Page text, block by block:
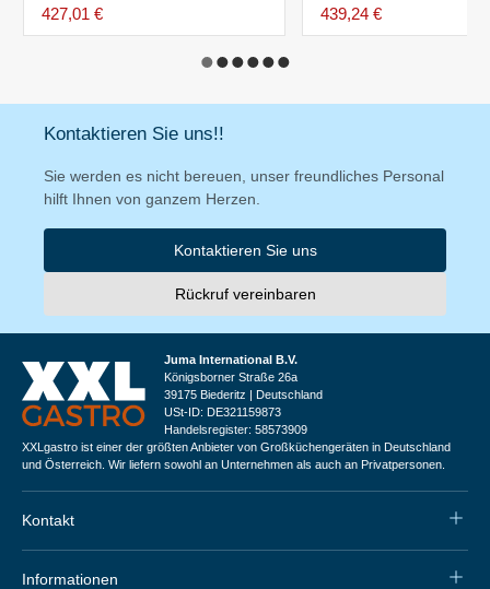
427,01 € 439,24 €
Kontaktieren Sie uns!!
Sie werden es nicht bereuen, unser freundliches Personal
hilft Ihnen von ganzem Herzen.
Kontaktieren Sie uns
Rückruf vereinbaren
Juma International B.V.
Königsborner Straße 26a
39175 Biederitz | Deutschland
USt-ID: DE321159873
Handelsregister: 58573909
XXLgastro ist einer der größten Anbieter von Großküchengeräten in Deutschland
und Österreich. Wir liefern sowohl an Unternehmen als auch an Privatpersonen.
Kontakt
Informationen